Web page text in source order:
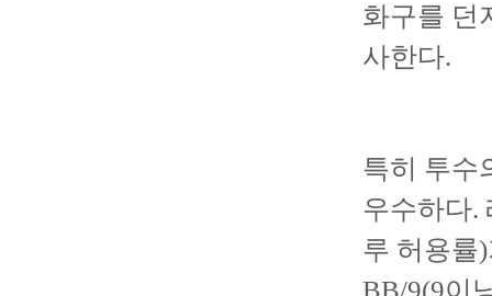
화구를 던
사한다.
특히 투수
우수하다.
루 허용률
BB/9(9이